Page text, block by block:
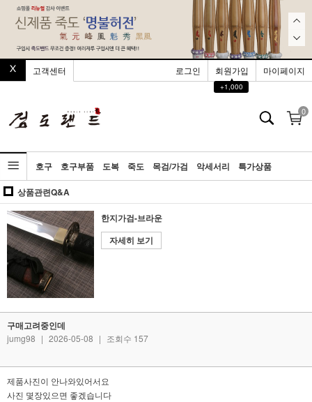
고객센터 로그인
회원가입
▲
+1,000
마이페이지
0
호구 호구부품 도복 죽도 목검/가검 악세서리 특가상품
상품관련Q&A
한지가검-브라운
자세히 보기
구매고려중인데
jumg98 | 2026-05-08 | 조회수 157
제품사진이 안나와있어서요
사진 몇장있으면 좋겠습니다